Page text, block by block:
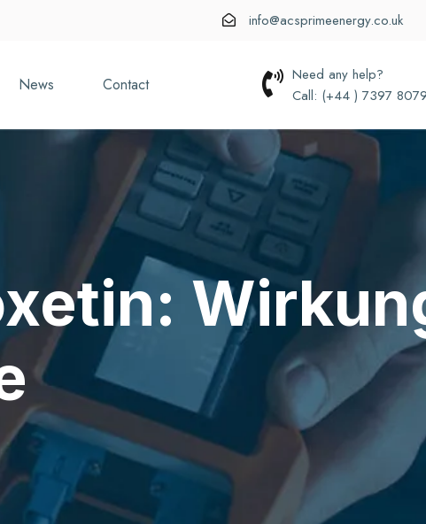
info@acsprimeenergy.co.uk
News Contact
Need any help?
Call: (+44 ) 7397